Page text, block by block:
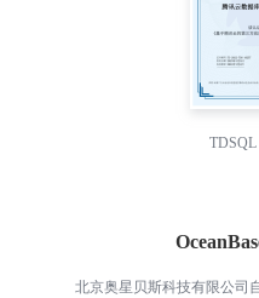
北京奥星贝斯科技有限公司